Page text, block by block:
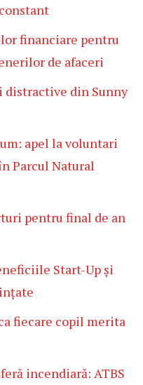
financiare pentru
de afaceri
distractive din Sunny
apel la voluntari
Parcul Natural
pentru final de an
Start-Up și
fiecare copil merita
incendiară: ATBS